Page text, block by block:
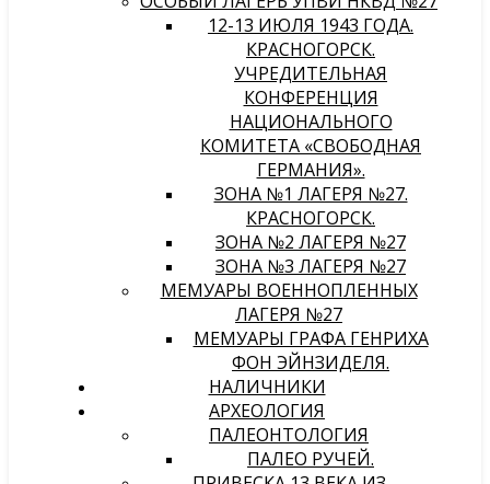
12-13 ИЮЛЯ 1943 ГОДА.
КРАСНОГОРСК.
УЧРЕДИТЕЛЬНАЯ
КОНФЕРЕНЦИЯ
НАЦИОНАЛЬНОГО
КОМИТЕТА «СВОБОДНАЯ
ГЕРМАНИЯ».
ЗОНА №1 ЛАГЕРЯ №27.
КРАСНОГОРСК.
ЗОНА №2 ЛАГЕРЯ №27
ЗОНА №3 ЛАГЕРЯ №27
МЕМУАРЫ ВОЕННОПЛЕННЫХ
ЛАГЕРЯ №27
МЕМУАРЫ ГРАФА ГЕНРИХА
ФОН ЭЙНЗИДЕЛЯ.
НАЛИЧНИКИ
АРХЕОЛОГИЯ
ПАЛЕОНТОЛОГИЯ
ПАЛЕО РУЧЕЙ.